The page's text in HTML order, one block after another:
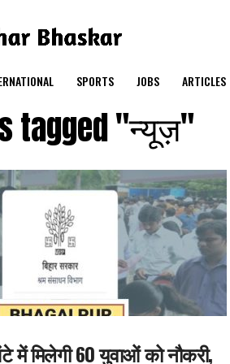
SPORTS JOBS ARTICLES
tagged "न्यूज़"
में मिलेगी 60 युवाओं को नौकरी,